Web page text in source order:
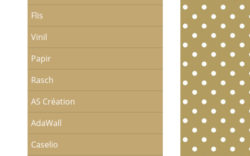
Flis
Vinil
Papir
Rasch
AS Création
AdaWall
Caselio